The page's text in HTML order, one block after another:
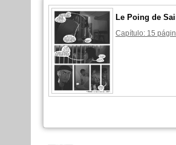
Le Poing de
Capítulo: 15